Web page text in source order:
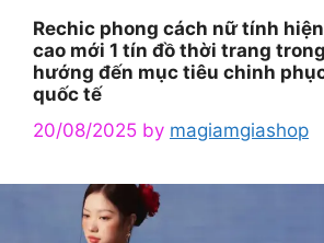
Rechic phong cách nữ tính
cao mới 1 tín đồ thời trang
hướng đến mục tiêu chinh
quốc tế
20/08/2025 by magiamgiashop